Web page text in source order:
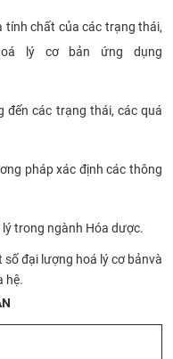
tính chất của các trạng thái,
oá lý cơ bản ứng dụng
đến các trạng thái, các quá
pháp xác định các thông
lý trong ngành Hóa dược.
số đại lượng hoá lý cơ bảnvà
hệ.